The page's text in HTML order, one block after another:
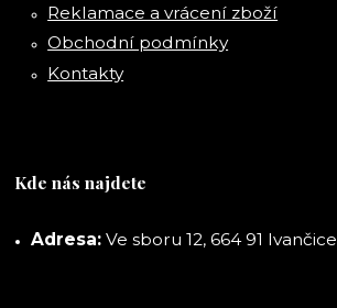
Reklamace a vrácení zboží
Obchodní podmínky
Kontakty
Kde nás najdete
Adresa: Ve sboru 12, 664 91 Ivančice